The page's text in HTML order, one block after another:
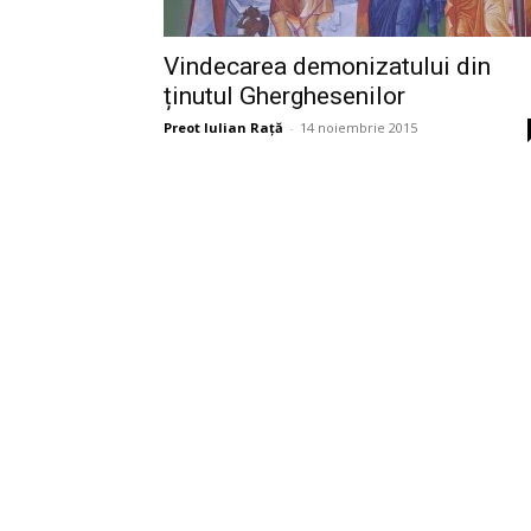
Vindecarea demonizatului din
ținutul Gherghesenilor
Preot Iulian Raţă - 14 noiembrie 2015